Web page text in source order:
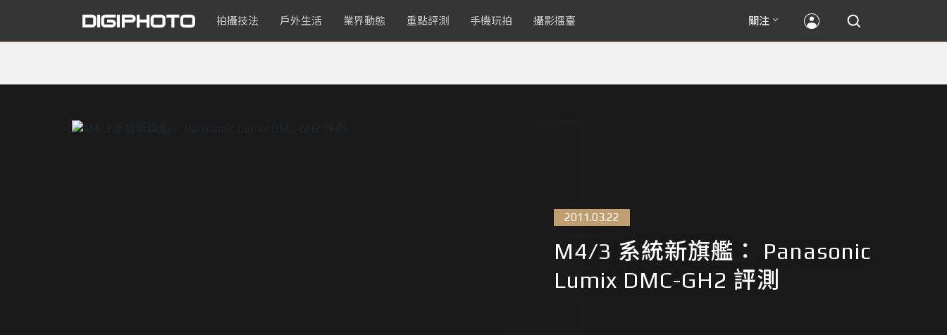
拍攝技法 戶外生活 業界動態 重點評測 手機玩拍 攝影擂臺 關注
2011.03.22
M4/3 系統新旗艦： Panasonic
Lumix DMC-GH2 評測